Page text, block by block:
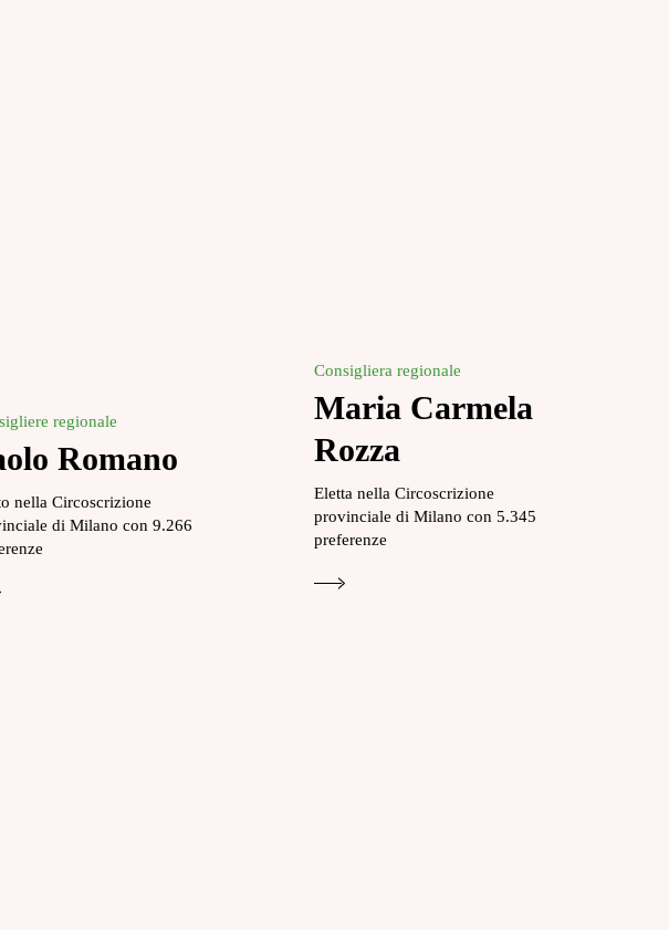
regionale
Romano
nella Circoscrizione
di Milano con 9.266
Consigliera regionale
Maria Carmela
Rozza
Eletta nella Circoscrizione
provinciale di Milano con 5.345
preferenze